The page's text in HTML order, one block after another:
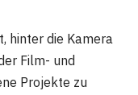
hinter die Kamera
Film- und
Projekte zu